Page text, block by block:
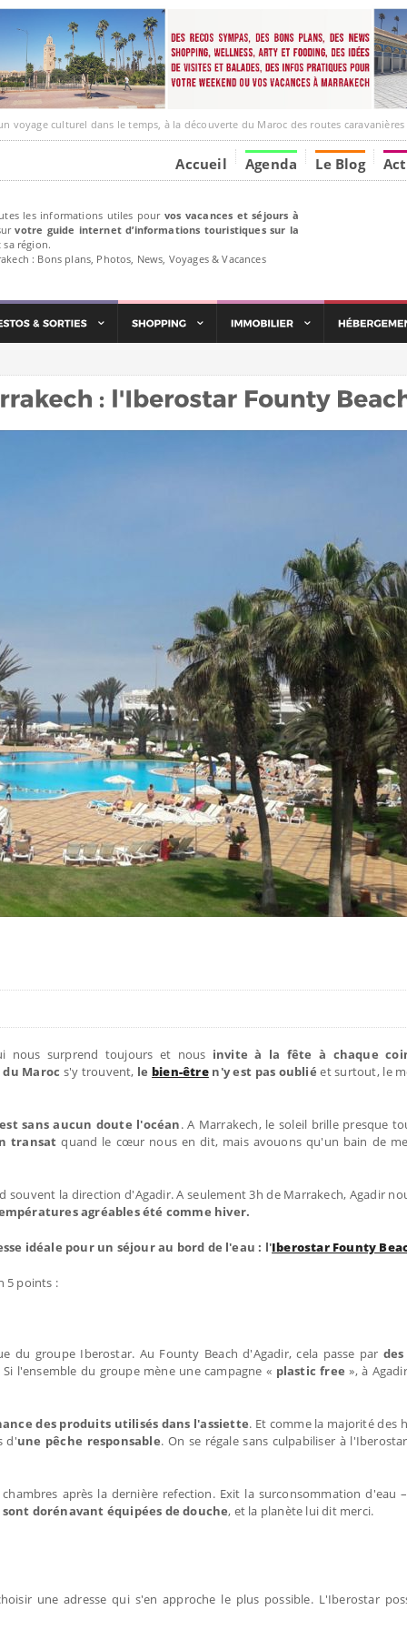
culturel dans le temps, à la découverte du Maroc des routes caravanières et de ses liens
Accueil Agenda Le Blog
les informations utiles pour vos vacances et séjours à
votre guide internet d’informations touristiques sur la
région.
: Bons plans, Photos, News, Voyages & Vacances
nous surprend toujours et nous invite à la fête à chaque
du Maroc s'y trouvent, lebien-êtren'y est pas oublié et surtout, le
sans aucun doute l'océan. A Marrakech, le soleil brille presque
transatquand le cœur nous en dit, mais avouons qu'un bain de
la direction d'Agadir. A seulement 3h de Marrakech, Agadir
agréables été comme hiver.
idéale pour un séjour au bord de l'eau : l'Iberostar Founty
5 points :
groupe Iberostar. Au Founty Beach d'Agadir, cela passe par
Si l'ensemble du groupe mène une campagne « plastic free », à
des produits utilisés dans l'assiette. Et comme la majorité des
d'une pêche responsable. On se régale sans culpabiliser à
après la dernière refection. Exit la surconsommation d'eau
dorénavant équipées de douche, et la planète lui dit merci.
une adresse qui s'en approche le plus possible. L'Iberostar